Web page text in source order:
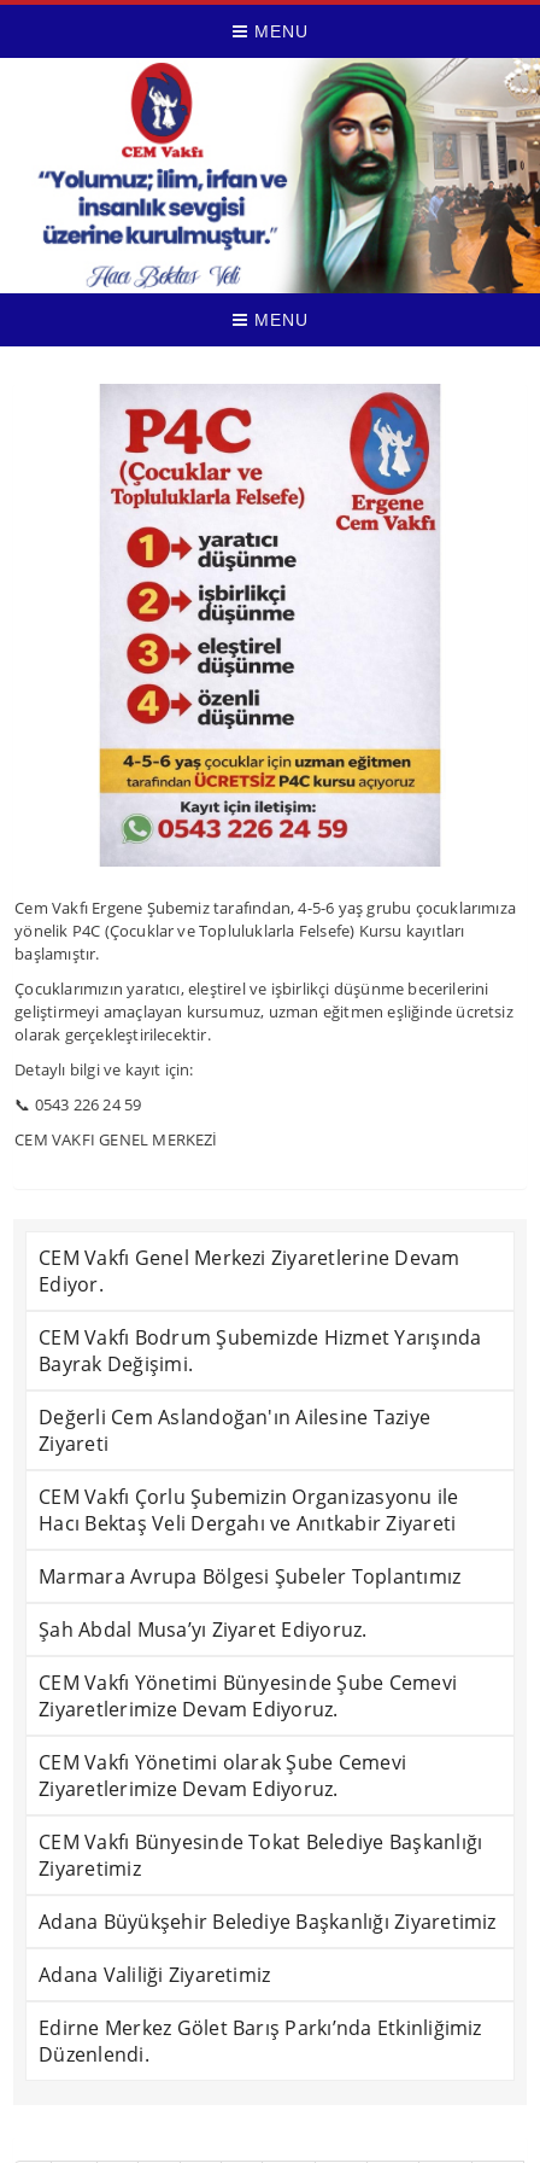
MENU
MENU
Cem Vakfı Ergene Şubemiz tarafından, 4-5-6 yaş grubu çocuklarımıza
yönelik P4C (Çocuklar ve Topluluklarla Felsefe) Kursu kayıtları
başlamıştır.
Çocuklarımızın yaratıcı, eleştirel ve işbirlikçi düşünme becerilerini
geliştirmeyi amaçlayan kursumuz, uzman eğitmen eşliğinde ücretsiz
olarak gerçekleştirilecektir.
Detaylı bilgi ve kayıt için:
📞 0543 226 24 59
CEM VAKFI GENEL MERKEZİ
CEM Vakfı Genel Merkezi Ziyaretlerine Devam
Ediyor.
CEM Vakfı Bodrum Şubemizde Hizmet Yarışında
Bayrak Değişimi.
Değerli Cem Aslandoğan'ın Ailesine Taziye
Ziyareti
CEM Vakfı Çorlu Şubemizin Organizasyonu ile
Hacı Bektaş Veli Dergahı ve Anıtkabir Ziyareti
Marmara Avrupa Bölgesi Şubeler Toplantımız
Şah Abdal Musa’yı Ziyaret Ediyoruz.
CEM Vakfı Yönetimi Bünyesinde Şube Cemevi
Ziyaretlerimize Devam Ediyoruz.
CEM Vakfı Yönetimi olarak Şube Cemevi
Ziyaretlerimize Devam Ediyoruz.
CEM Vakfı Bünyesinde Tokat Belediye Başkanlığı
Ziyaretimiz
Adana Büyükşehir Belediye Başkanlığı Ziyaretimiz
Adana Valiliği Ziyaretimiz
Edirne Merkez Gölet Barış Parkı’nda Etkinliğimiz
Düzenlendi.